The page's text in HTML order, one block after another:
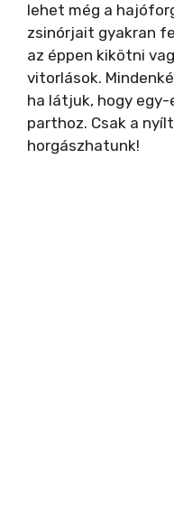
lehet még a
zsinórjait gyakran
az éppen kikötni
vitorlások.
ha látjuk, hogy egy-
parthoz. Csak a
horgászhatunk!